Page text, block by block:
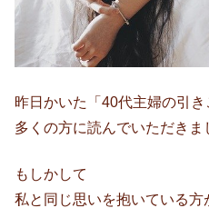
昨日かいた「40代主婦の引き
多くの方に読んでいただきま
もしかして
私と同じ思いを抱いている